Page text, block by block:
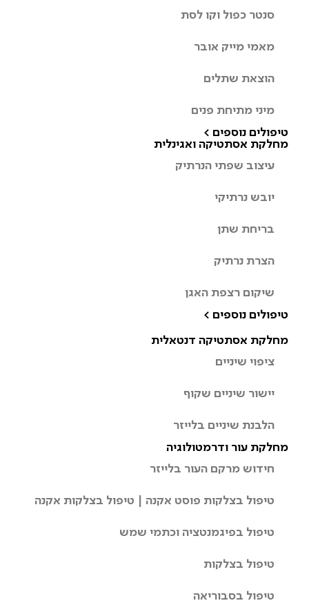
סנטר כפול וקו לסת
מאמי מייק אובר
הוצאת שתלים
מיני מתיחת פנים
טיפולים נוספים >
מחלקת אסתטיקה ואגינלית
עיצוב שפתי הנרתיק
יובש נרתיקי
בריחת שתן
הצרת נרתיק
שיקום רצפת האגן
טיפולים נוספים >
מחלקת אסתטיקה דנטאלית
ציפוי שיניים
יישור שיניים שקוף
הלבנת שיניים בלייזר
מחלקת עור ודרמטולוגיה
חידוש מרקם העור בלייזר
טיפול בצלקות פוסט אקנה | טיפול בצלקות אקנה
טיפול בפיגמנטציה וכתמי שמש
טיפול בצלקות
טיפול בסבוריאה